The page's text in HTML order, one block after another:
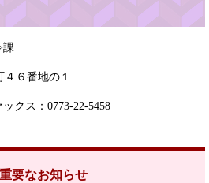
６番地の１
クス：0773-22-5458
重要なお知らせ